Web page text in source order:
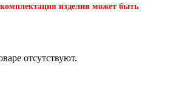
изделия может быть
отсутствуют.